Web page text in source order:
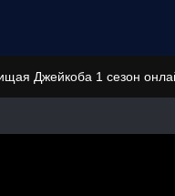
Джейкоба 1 сезон